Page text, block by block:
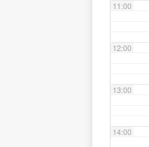
11:00
12:00
13:00
14:00